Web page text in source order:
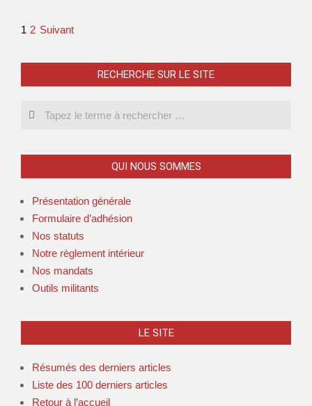
Pagination
publications
1 2 Suivant
RECHERCHE SUR LE SITE
QUI NOUS SOMMES
Présentation générale
Formulaire d’adhésion
Nos statuts
Notre règlement intérieur
Nos mandats
Outils militants
LE SITE
Résumés des derniers articles
Liste des 100 derniers articles
Retour à l’accueil